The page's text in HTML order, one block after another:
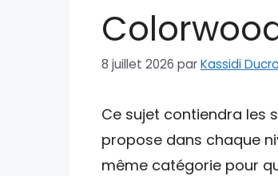
8 juillet 2026 parKassidi
Ce sujet contiendra les
propose dans chaque
même catégorie pour